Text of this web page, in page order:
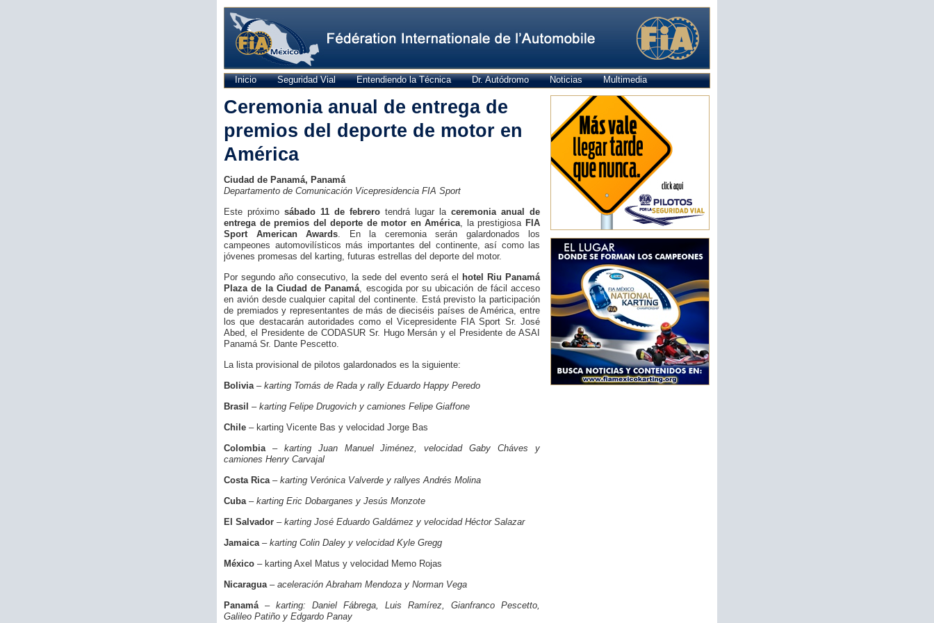
Inicio Seguridad Vial Entendiendo la Técnica Dr. Autódromo Noticias Multimedia
Ceremonia anual de entrega de
premios del deporte de motor en
América
Ciudad de Panamá, Panamá
Departamento de Comunicación Vicepresidencia FIA Sport
Este próximo sábado 11 de febrero tendrá lugar la ceremonia anual de
entrega de premios del deporte de motor en América, la prestigiosa FIA
Sport American Awards. En la ceremonia serán galardonados los
campeones automovilísticos más importantes del continente, así como las
jóvenes promesas del karting, futuras estrellas del deporte del motor.
Por segundo año consecutivo, la sede del evento será el
hotel Riu Panamá
Plaza de la Ciudad de Panamá, escogida por su ubicación de fácil acceso
en avión desde cualquier capital del continente. Está previsto la participación
de premiados y representantes de más de dieciséis países de América, entre
los que destacarán autoridades como el Vicepresidente FIA Sport Sr. José
Abed, el Presidente de CODASUR Sr. Hugo Mersán y el Presidente de ASAI
Panamá Sr. Dante Pescetto.
La lista provisional de pilotos galardonados es la siguiente:
Bolivia– karting Tomás de Rada y rally Eduardo Happy Peredo
Brasil – karting Felipe Drugovich y camiones Felipe Giaffone
Chile – karting Vicente Bas y velocidad Jorge Bas
Colombia– karting Juan Manuel Jiménez, velocidad Gaby Cháves y
camiones Henry Carvajal
Costa Rica– karting Verónica Valverde y rallyes Andrés Molina
Cuba– karting Eric Dobarganes y Jesús Monzote
El Salvador – karting José Eduardo Galdámez y velocidad Héctor Salazar
Jamaica– karting Colin Daley y velocidad Kyle Gregg
México – karting Axel Matus y velocidad Memo Rojas
Nicaragua– aceleración Abraham Mendoza y Norman Vega
Panamá– karting: Daniel Fábrega, Luis Ramírez, Gianfranco Pescetto,
Galileo Patiño y Edgardo Panay